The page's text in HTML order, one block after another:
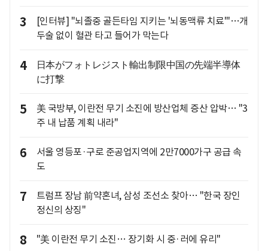
3
[인터뷰] "뇌졸중 골든타임 지키는 '뇌동맥류 치료'"…개
두술 없이 혈관 타고 들어가 막는다
4
日本がフォトレジスト輸出制限中国の先端半導体
に打撃
5
美 국방부, 이란전 무기 소진에 방산업체 증산 압박… "3
주 내 납품 계획 내라"
6
서울 영등포·구로 준공업지역에 2만7000가구 공급 속
도
7
트럼프 장남 前약혼녀, 삼성 조선소 찾아… "한국 장인
정신의 상징"
8 "美 이란전 무기 소진… 장기화 시 중·러에 유리"